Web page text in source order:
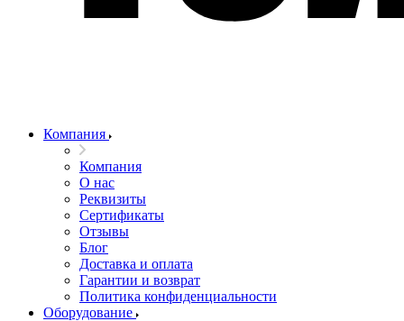
Компания
Компания
О нас
Реквизиты
Сертификаты
Отзывы
Блог
Доставка и оплата
Гарантии и возврат
Политика конфиденциальности
Оборудование